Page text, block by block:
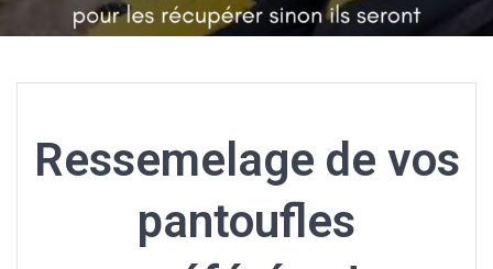
Ressemelage de vos
pantoufles